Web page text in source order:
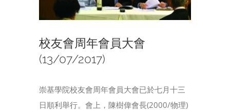
校友會周年會員大會
(13/07/2017)
崇基學院校友會周年會員大會已於七月十三
日順利舉行。會上，陳樹偉會長(2000/物理)